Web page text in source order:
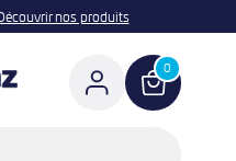
nos produits
0